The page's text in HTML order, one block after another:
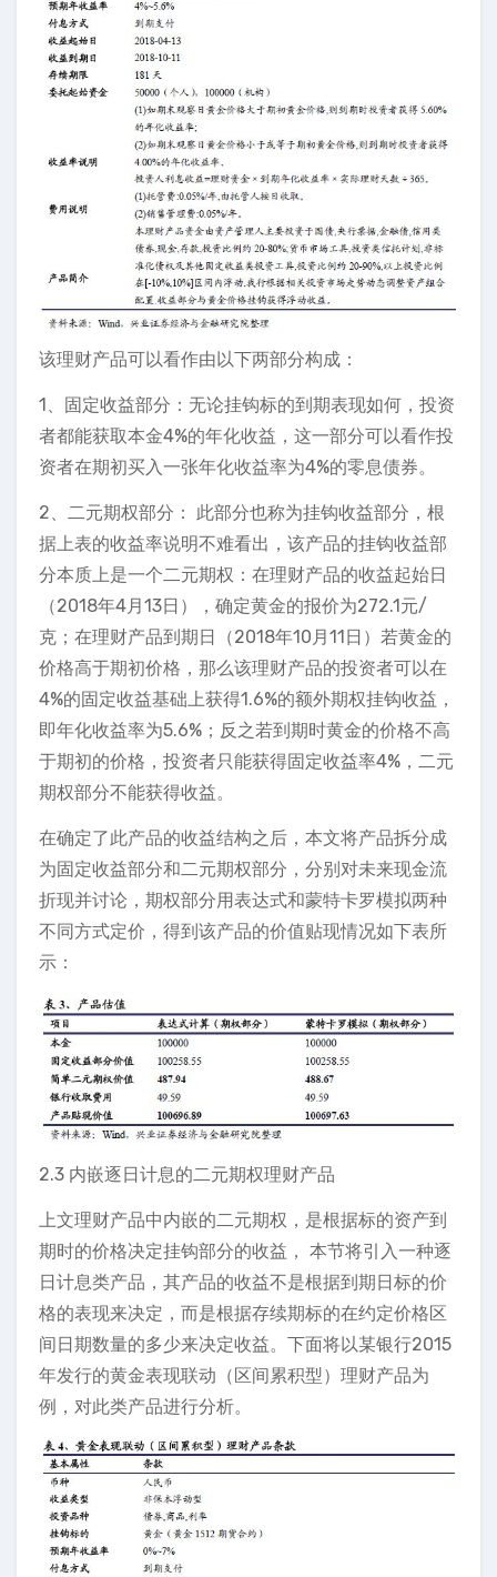
该理财产品可以看作由以下两部分构成：
1、固定收益部分：无论挂钩标的到期表现如何，投资
者都能获取本金4%的年化收益，这一部分可以看作投
资者在期初买入一张年化收益率为4%的零息债券。
2、二元期权部分： 此部分也称为挂钩收益部分，根
据上表的收益率说明不难看出，该产品的挂钩收益部
分本质上是一个二元期权：在理财产品的收益起始日
（2018年4月13日），确定黄金的报价为272.1元/
克；在理财产品到期日（2018年10月11日）若黄金的
价格高于期初价格，那么该理财产品的投资者可以在
4%的固定收益基础上获得1.6%的额外期权挂钩收益，
即年化收益率为5.6%；反之若到期时黄金的价格不高
于期初的价格，投资者只能获得固定收益率4%，二元
期权部分不能获得收益。
在确定了此产品的收益结构之后，本文将产品拆分成
为固定收益部分和二元期权部分，分别对未来现金流
折现并讨论，期权部分用表达式和蒙特卡罗模拟两种
不同方式定价，得到该产品的价值贴现情况如下表所
示：
2.3 内嵌逐日计息的二元期权理财产品
上文理财产品中内嵌的二元期权，是根据标的资产到
期时的价格决定挂钩部分的收益， 本节将引入一种逐
日计息类产品，其产品的收益不是根据到期日标的价
格的表现来决定，而是根据存续期标的在约定价格区
间日期数量的多少来决定收益。下面将以某银行2015
年发行的黄金表现联动（区间累积型）理财产品为
例，对此类产品进行分析。